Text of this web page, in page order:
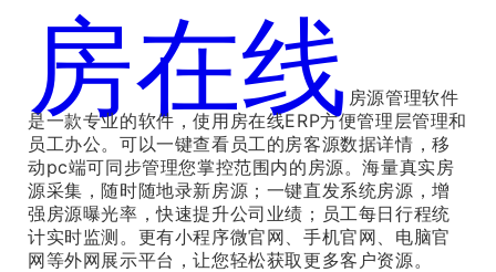
官方解答：
房在线 房源管理软件
是一款专业的软件，使用房在线ERP方便管理层管理和
员工办公。可以一键查看员工的房客源数据详情，移
动pc端可同步管理您掌控范围内的房源。海量真实房
源采集，随时随地录新房源；一键直发系统房源，增
强房源曝光率，快速提升公司业绩；员工每日行程统
计实时监测。更有小程序微官网、手机官网、电脑官
网等外网展示平台，让您轻松获取更多客户资源。